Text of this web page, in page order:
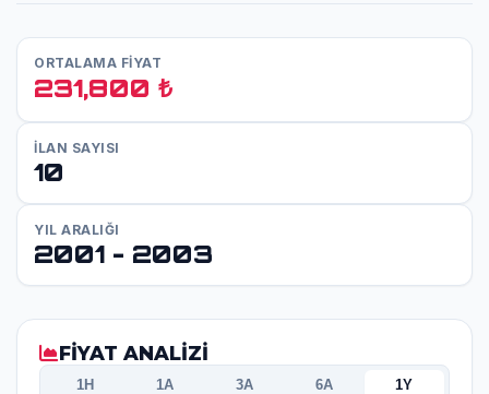
ORTALAMA FİYAT
231,800 ₺
İLAN SAYISI
10
YIL ARALIĞI
2001 - 2003
FİYAT ANALİZİ
1H 1A 3A 6A 1Y